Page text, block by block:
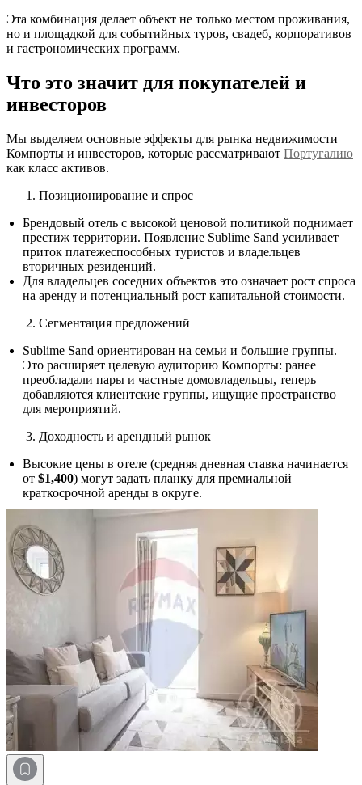
Эта комбинация делает объект не только местом проживания,
но и площадкой для событийных туров, свадеб, корпоративов
и гастрономических программ.
Что это значит для покупателей и
инвесторов
Мы выделяем основные эффекты для рынка недвижимости
Компорты и инвесторов, которые рассматривают Португалию
как класс активов.
Позиционирование и спрос
Брендовый отель с высокой ценовой политикой поднимает
престиж территории. Появление Sublime Sand усиливает
приток платежеспособных туристов и владельцев
вторичных резиденций.
Для владельцев соседних объектов это означает рост спроса
на аренду и потенциальный рост капитальной стоимости.
Сегментация предложений
Sublime Sand ориентирован на семьи и большие группы.
Это расширяет целевую аудиторию Компорты: ранее
преобладали пары и частные домовладельцы, теперь
добавляются клиентские группы, ищущие пространство
для мероприятий.
Доходность и арендный рынок
Высокие цены в отеле (средняя дневная ставка начинается
от $1,400) могут задать планку для премиальной
краткосрочной аренды в округе.